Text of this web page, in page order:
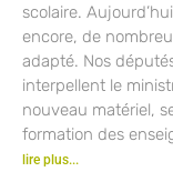
scolaire.
encore, de
adapté. Nos
interpellent le
nouveau matériel,
formation des
lire plus...